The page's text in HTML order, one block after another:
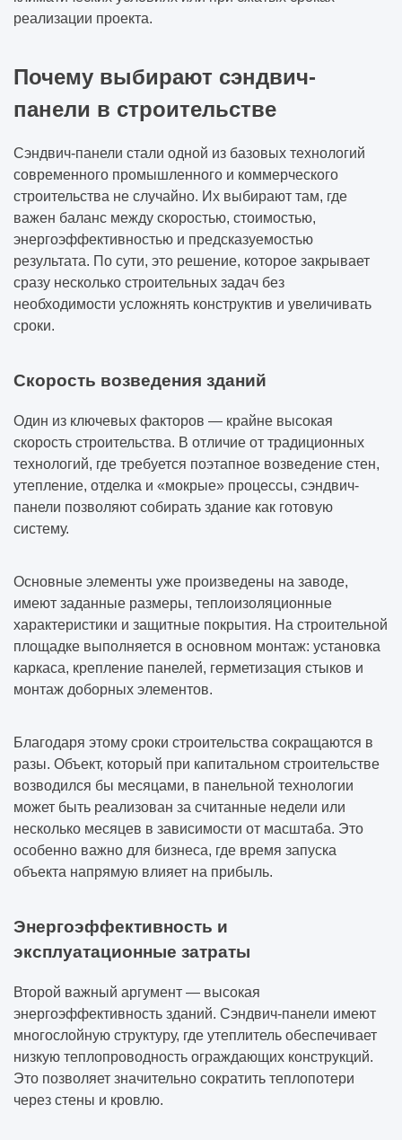
реализации проекта.
Почему выбирают сэндвич-
панели в строительстве
Сэндвич-панели стали одной из базовых технологий
современного промышленного и коммерческого
строительства не случайно. Их выбирают там, где
важен баланс между скоростью, стоимостью,
энергоэффективностью и предсказуемостью
результата. По сути, это решение, которое закрывает
сразу несколько строительных задач без
необходимости усложнять конструктив и увеличивать
сроки.
Скорость возведения зданий
Один из ключевых факторов — крайне высокая
скорость строительства. В отличие от традиционных
технологий, где требуется поэтапное возведение стен,
утепление, отделка и «мокрые» процессы, сэндвич-
панели позволяют собирать здание как готовую
систему.
Основные элементы уже произведены на заводе,
имеют заданные размеры, теплоизоляционные
характеристики и защитные покрытия. На строительной
площадке выполняется в основном монтаж: установка
каркаса, крепление панелей, герметизация стыков и
монтаж доборных элементов.
Благодаря этому сроки строительства сокращаются в
разы. Объект, который при капитальном строительстве
возводился бы месяцами, в панельной технологии
может быть реализован за считанные недели или
несколько месяцев в зависимости от масштаба. Это
особенно важно для бизнеса, где время запуска
объекта напрямую влияет на прибыль.
Энергоэффективность и
эксплуатационные затраты
Второй важный аргумент — высокая
энергоэффективность зданий. Сэндвич-панели имеют
многослойную структуру, где утеплитель обеспечивает
низкую теплопроводность ограждающих конструкций.
Это позволяет значительно сократить теплопотери
через стены и кровлю.